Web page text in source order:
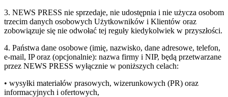
3. NEWS PRESS nie sprzedaje, nie udostępnia i nie użycza osobom
trzecim danych osobowych Użytkowników i Klientów oraz
zobowiązuje się nie odwołać tej reguły kiedykolwiek w przyszłości.
4. Państwa dane osobowe (imię, nazwisko, dane adresowe, telefon,
e-mail, IP oraz (opcjonalnie): nazwa firmy i NIP, będą przetwarzane
przez NEWS PRESS wyłącznie w poniższych celach:
• wysyłki materiałów prasowych, wizerunkowych (PR) oraz
informacyjnych i ofertowych,